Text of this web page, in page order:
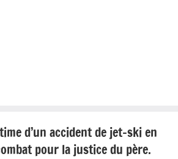
d’un accident de jet-ski en
pour la justice du père.